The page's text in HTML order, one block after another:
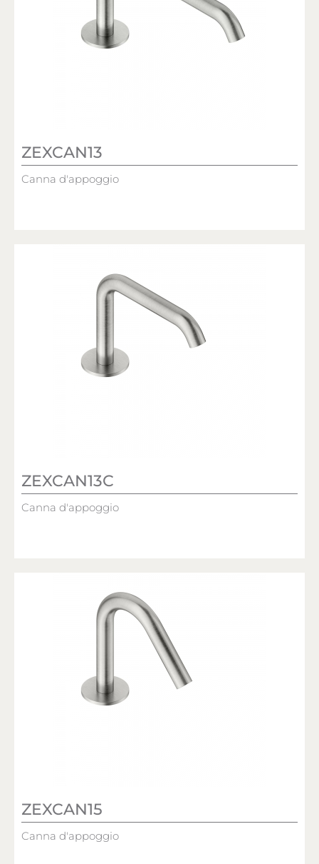
ZEXCAN13
Canna d'appoggio
ZEXCAN13C
Canna d'appoggio
ZEXCAN15
Canna d'appoggio